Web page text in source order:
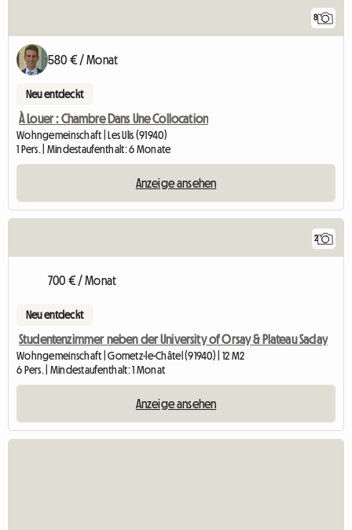
8
580 € / Monat
Neu entdeckt
À Louer : Chambre Dans Une Collocation
Wohngemeinschaft | Les Ulis (91940)
1 Pers. | Mindestaufenthalt: 6 Monate
Anzeige ansehen
2
700 € / Monat
Neu entdeckt
Studentenzimmer neben der University of Orsay & Plateau Saclay
Wohngemeinschaft | Gometz-le-Châtel (91940) | 12 M2
6 Pers. | Mindestaufenthalt: 1 Monat
Anzeige ansehen